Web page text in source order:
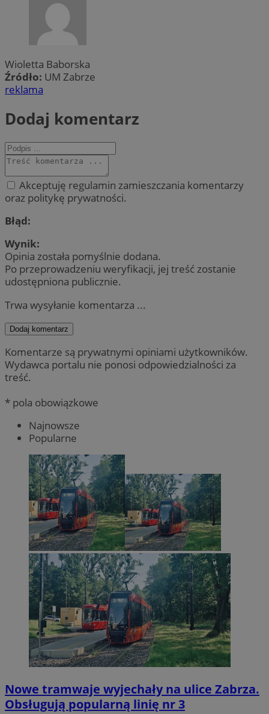
Wioletta Baborska
Źródło: UM Zabrze
reklama
Dodaj komentarz
Akceptuję regulamin zamieszczania komentarzy
oraz politykę prywatności.
Błąd:
Wynik:
Opinia została pomyślnie dodana.
Po przeprowadzeniu weryfikacji, jej treść zostanie
udostępniona publicznie.
Trwa wysyłanie komentarza ...
Dodaj komentarz
Komentarze są prywatnymi opiniami użytkowników.
Wydawca portalu nie ponosi odpowiedzialności za
treść.
* pola obowiązkowe
Najnowsze
Popularne
Nowe tramwaje wyjechały na ulice Zabrza.
Obsługują popularną linię nr 3